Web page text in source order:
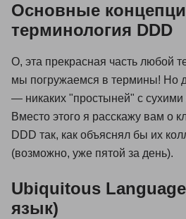
Основные
терминология DDD
О, эта прекрасная часть любой
мы погружаемся в термины! Но
— никаких "простыней" с
Вместо этого я расскажу вам о
DDD так, как объяснял бы их
(возможно, уже пятой за день).
Ubiquitous
язык)